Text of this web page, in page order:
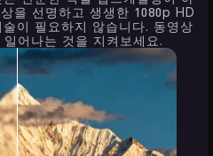
을 선명하고 생생한 1080p HD
이 필요하지 않습니다. 동영상
어나는 것을 지켜보세요.